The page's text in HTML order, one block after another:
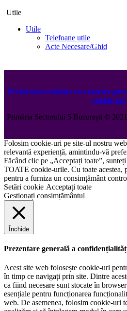
Utile
Utile
Telefoane utile
Acte Necesare/Ghid
Prelucrarea datelor cu caracter
cookie-uri
Primăria Sectorului 5 București ©️
Folosim cookie-uri pe site-ul nostru
relevantă experiență, amintindu-vă
Făcând clic pe „Acceptați toate”,
TOATE cookie-urile. Cu toate acestea,
pentru a furniza un consimțământ
Setări cookie Acceptați toate
Gestionați consimțământul
Închide
Prezentare generală a
Acest site web folosește cookie-uri
în timp ce navigați prin site. Dintre
ca fiind necesare sunt stocate în
esențiale pentru funcționarea
web. De asemenea, folosim cookie-uri